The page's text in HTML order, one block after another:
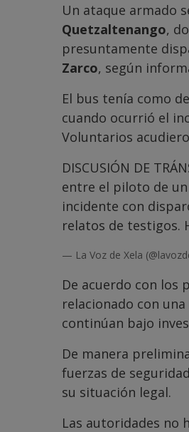
Un ataque armado
Quetzaltenango,
presuntamente
Zarco, según
El bus tenía como
cuando ocurrió el
Voluntarios
DISCUSIÓN DE
entre el piloto de
incidente con
relatos de testigos.
— La Voz de Xela
De acuerdo con los
relacionado con
continúan bajo
De manera
fuerzas de
su situación legal.
Las autoridades no